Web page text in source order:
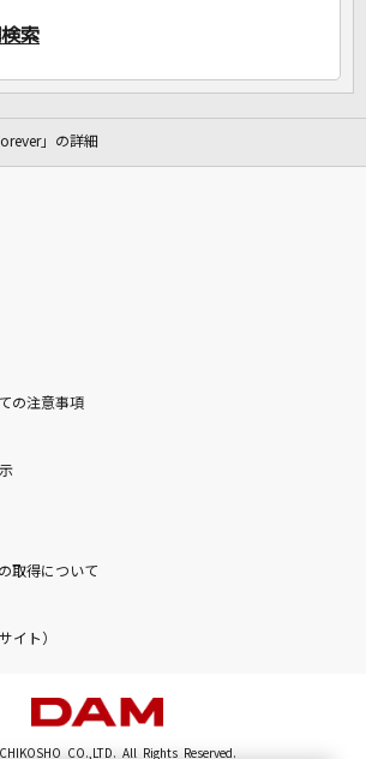
索
」の詳細
の注意事項
取得について
イト）
CO.,LTD. All Rights Reserved.